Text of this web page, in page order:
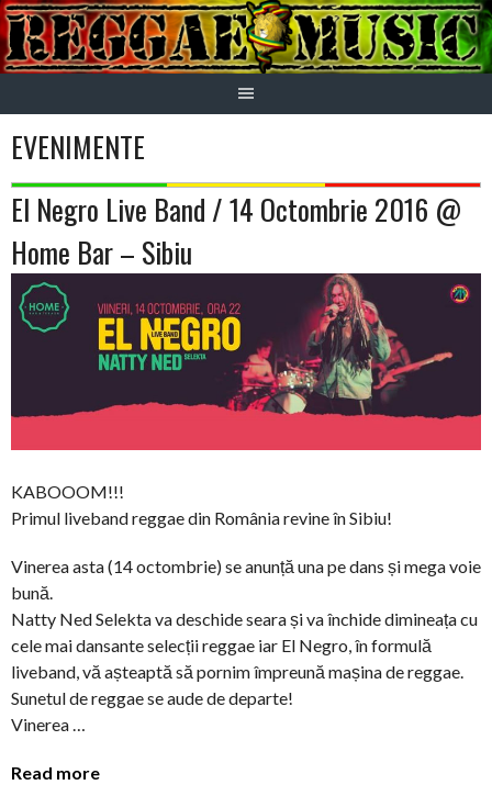
Skip
to
content
EVENIMENTE
El Negro Live Band / 14 Octombrie 2016 @
Home Bar – Sibiu
KABOOOM!!!
Primul liveband reggae din România revine în Sibiu!
Vinerea asta (14 octombrie) se anunță una pe dans și mega voie
bună.
Natty Ned Selekta va deschide seara și va închide dimineața cu
cele mai dansante selecții reggae iar El Negro, în formulă
liveband, vă așteaptă să pornim împreună mașina de reggae.
Sunetul de reggae se aude de departe!
Vinerea …
Read more